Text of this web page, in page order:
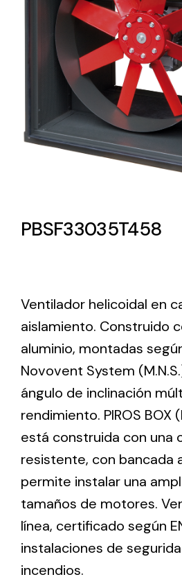
Lighting and
Equipment
Complete solutions in lighting
material for each project and
Amplia gama de ventiladores y
Ventilation
The incorporation of Novovent
meant a greater offer of
different uses
Iluminación Solar
Variedad de soluciones solares
de necesidades.
PBSF33035T458
Ventilador helicoidal en
aislamiento. Construido
aluminio, montadas
Novovent System
ángulo de inclinación
rendimiento. PIROS BOX
está construida con una
resistente, con bancada
permite instalar una
tamaños de motores.
línea, certificado según
instalaciones de
incendios.